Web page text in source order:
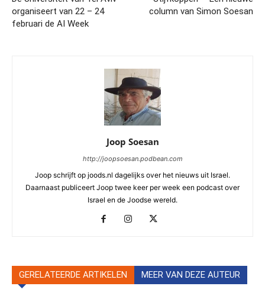
organiseert van 22 – 24
februari de AI Week
column van Simon Soesan
Joop Soesan
http://joopsoesan.podbean.com
Joop schrijft op joods.nl dagelijks over het nieuws uit Israel.
Daarnaast publiceert Joop twee keer per week een podcast over
Israel en de Joodse wereld.
GERELATEERDE ARTIKELEN MEER VAN DEZE AUTEUR